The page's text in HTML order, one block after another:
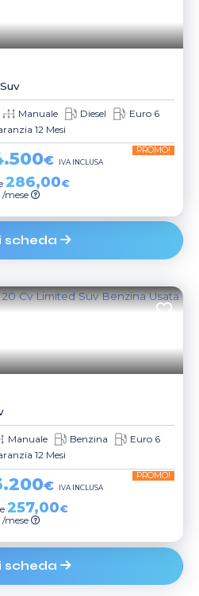
Manuale Diesel
Euro 6
12 Mesi
€
PROMO!
IVA INCLUSA
286,00€
/mese
scheda
Manuale Benzina
Euro 6
12 Mesi
€
PROMO!
IVA INCLUSA
257,00€
/mese
scheda